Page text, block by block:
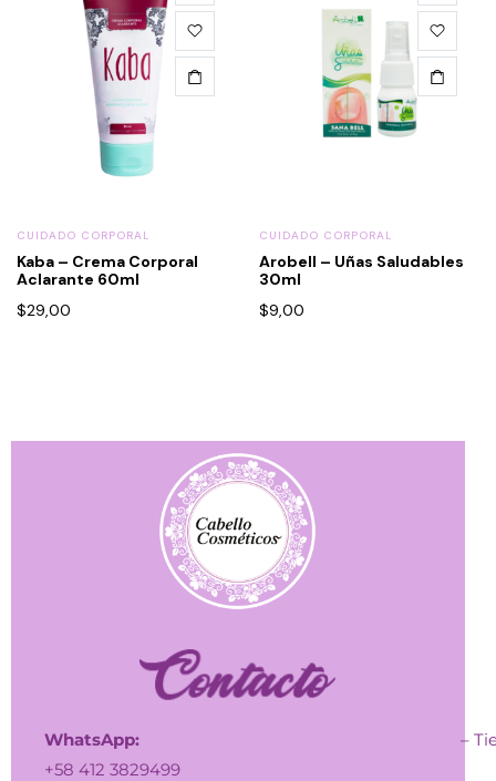
CUIDADO CORPORAL
Kaba – Crema Corporal
Aclarante 60ml
$29,00
CUIDADO CORPORAL
Arobell – Uñas Saludables
30ml
$9,00
WhatsApp:
+58 412 3829499
–